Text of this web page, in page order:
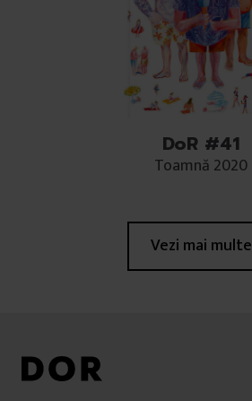
DoR #41
Toamnă 2020
Vezi mai multe